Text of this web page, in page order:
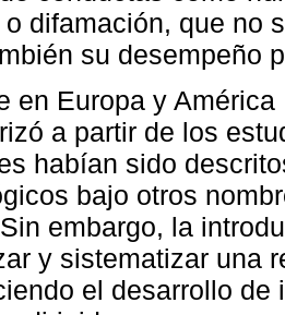
o difamación, que no
su desempeño
en Europa y
a partir de los
habían sido
bajo otros
embargo, la
y sistematizar una
el desarrollo